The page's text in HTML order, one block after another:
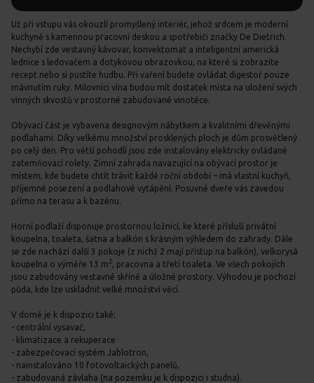
Už při vstupu vás okouzlí promyšlený interiér, jehož srdcem je moderní
kuchyně s kamennou pracovní deskou a spotřebiči značky De Dietrich.
Nechybí zde vestavný kávovar, konvektomat a inteligentní americká
lednice s ledovačem a dotykovou obrazovkou, na které si zobrazíte
recept nebo si pustíte hudbu. Při vaření budete ovládat digestoř pouze
mávnutím ruky. Milovníci vína budou mít dostatek místa na uložení svých
vinných skvostů v prostorné zabudované vinotéce.
Obývací část je vybavena designovým nábytkem a kvalitními dřevěnými
podlahami. Díky velkému množství prosklených ploch je dům prosvětlený
po celý den. Pro větší pohodlí jsou zde instalovány elektricky ovládané
zatemňovací rolety. Zimní zahrada navazující na obývací prostor je
místem, kde budete chtít trávit každé roční období – má vlastní kuchyň,
příjemné posezení a podlahové vytápění. Posuvné dveře vás zavedou
přímo na terasu a k bazénu.
Horní podlaží disponuje prostornou ložnicí, ke které přísluší privátní
koupelna, toaleta, šatna a balkón s krásným výhledem do zahrady. Dále
se zde nachází další 3 pokoje (z nichž 2 mají přístup na balkón), velkorysá
koupelna o výměře 13 m 2, pracovna a třetí toaleta. Ve všech pokojích
jsou zabudovány vestavné skříně a úložné prostory. Výhodou je pochozí
půda, kde lze uskladnit velké množství věcí.
V domě je k dispozici také:
- centrální vysavač,
- klimatizace a rekuperace
- zabezpečovací systém Jablotron,
- nainstalováno 10 fotovoltaických panelů,
- zabudovaná závlaha (na pozemku je k dispozici i studna).